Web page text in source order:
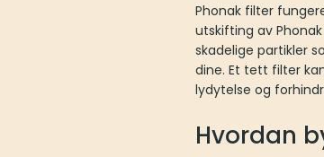
Phonak filter
utskifting av
skadelige partikler
dine. Et tett filter
lydytelse og
Hvordan